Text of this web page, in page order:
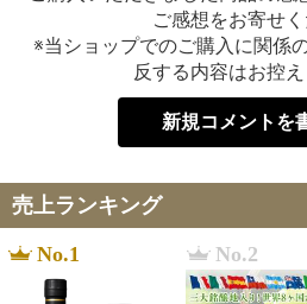
ご感想をお寄せく
※当ショップでのご購入に関係
反する内容はお控え
新規コメントを
売上ランキング
No.1 No.2